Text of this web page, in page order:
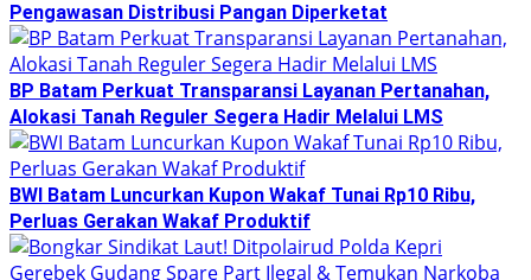
Pengawasan Distribusi Pangan Diperketat
BP Batam Perkuat Transparansi Layanan Pertanahan,
Alokasi Tanah Reguler Segera Hadir Melalui LMS
BWI Batam Luncurkan Kupon Wakaf Tunai Rp10 Ribu,
Perluas Gerakan Wakaf Produktif